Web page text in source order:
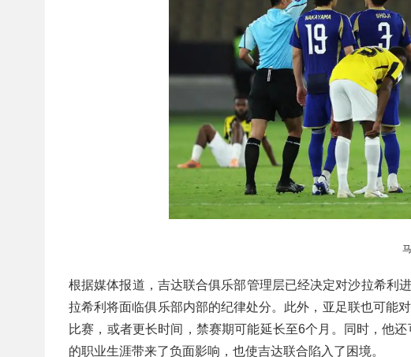
根据媒体报道，吉达联合俱乐部管理层已经决定对沙拉希利
拉希利将面临俱乐部内部的纪律处分。此外，亚足联也可能
比赛，或者更长时间，禁赛期可能延长至6个月。同时，他
的职业生涯带来了负面影响，也使吉达联合陷入了困境。